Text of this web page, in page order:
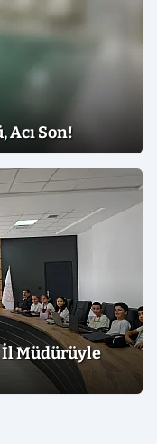
Acı Son!
İl Müdürüyle